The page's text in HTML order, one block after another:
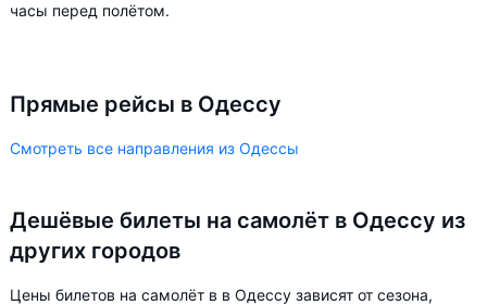
часы перед полётом.
Прямые рейсы в Одессу
Смотреть все направления из Одессы
Дешёвые билеты на самолёт в Одессу из
других городов
Цены билетов на самолёт в в Одессу зависят от сезона,